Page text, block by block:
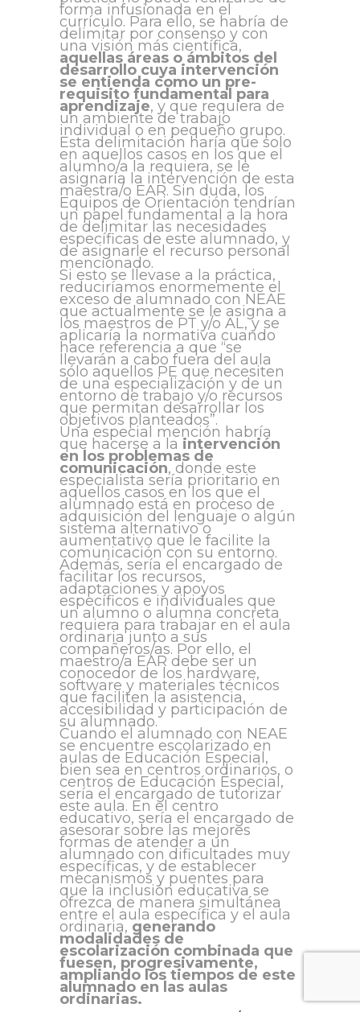
forma infusionada en el
currículo. Para ello, se habría de
delimitar por consenso y con
una visión más científica,
aquellas áreas o ámbitos del
desarrollo cuya intervención
se entienda como un pre-
requisito fundamental para
aprendizaje, y que requiera de
un ambiente de trabajo
individual o en pequeño grupo.
Esta delimitación haría que solo
en aquellos casos en los que el
alumno/a la requiera, se le
asignaría la intervención de esta
maestra/o EAR. Sin duda, los
Equipos de Orientación tendrían
un papel fundamental a la hora
de delimitar las necesidades
específicas de este alumnado, y
de asignarle el recurso personal
mencionado.
Si esto se llevase a la práctica,
reduciríamos enormemente el
exceso de alumnado con NEAE
que actualmente se le asigna a
los maestros de PT y/o AL, y se
aplicaría la normativa cuando
hace referencia a que “se
llevarán a cabo fuera del aula
sólo aquellos PE que necesiten
de una especialización y de un
entorno de trabajo y/o recursos
que permitan desarrollar los
objetivos planteados”.
Una especial mención habría
que hacerse a la intervención
en los problemas de
comunicación, donde este
especialista sería prioritario en
aquellos casos en los que el
alumnado está en proceso de
adquisición del lenguaje o algún
sistema alternativo o
aumentativo que le facilite la
comunicación con su entorno.
Además, sería el encargado de
facilitar los recursos,
adaptaciones y apoyos
específicos e individuales que
un alumno o alumna concreta
requiera para trabajar en el aula
ordinaria junto a sus
compañeros/as. Por ello, el
maestro/a EAR debe ser un
conocedor de los hardware,
software y materiales técnicos
que faciliten la asistencia,
accesibilidad y participación de
su alumnado.
Cuando el alumnado con NEAE
se encuentre escolarizado en
aulas de Educación Especial,
bien sea en centros ordinarios, o
centros de Educación Especial,
sería el encargado de tutorizar
este aula. En el centro
educativo, sería el encargado de
asesorar sobre las mejores
formas de atender a un
alumnado con dificultades muy
específicas, y de establecer
mecanismos y puentes para
que la inclusión educativa se
ofrezca de manera simultánea
entre el aula específica y el aula
ordinaria, generando
modalidades de
escolarización combinada que
fuesen, progresivamente,
ampliando los tiempos de este
alumnado en las aulas
ordinarias.